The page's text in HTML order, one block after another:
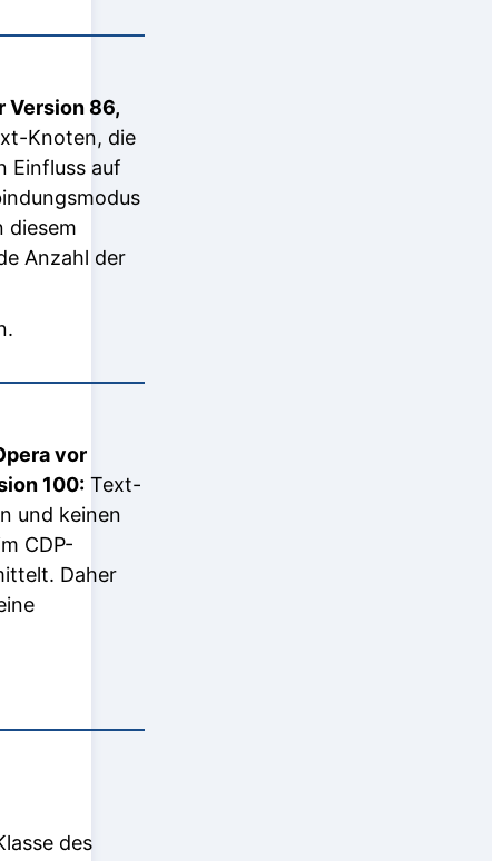
Version 86,
Knoten, die
Einfluss auf
diesem
Anzahl der
vor
100: Text-
und keinen
CDP-
Daher
des